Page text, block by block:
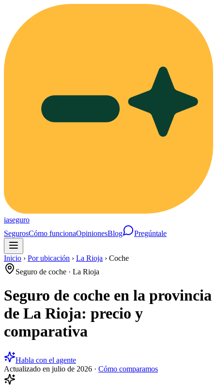
iaseguro
SegurosCómo funcionaOpinionesBlog Pregúntale
Inicio › Por ubicación › La Rioja › Coche
Seguro de coche · La Rioja
Seguro de coche en la provincia
de La Rioja: precio y
comparativa
Habla con el agente
Actualizado en julio de 2026 · Cómo comparamos